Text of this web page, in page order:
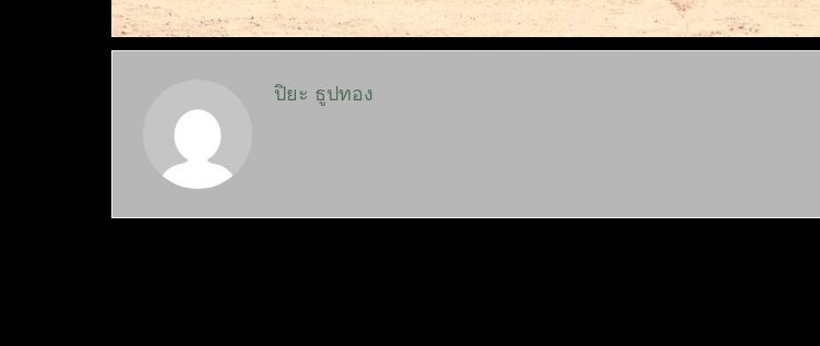
ปิยะ ธูปทอง